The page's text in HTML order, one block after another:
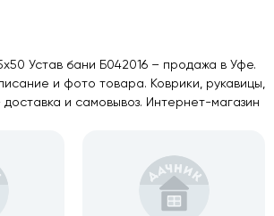
Устав бани Б042016 – продажа в Уфе.
и фото товара. Коврики, рукавицы,
и самовывоз. Интернет-магазин